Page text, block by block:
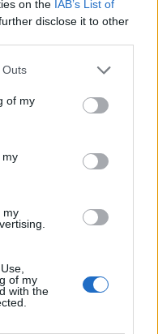
on the IAB’s List of
disclose it to other
one or more Google
You may click to
its third-party tags to
in below Google
Outs
of my
my
my
of my
with the
és a barackos
hűtőbe.